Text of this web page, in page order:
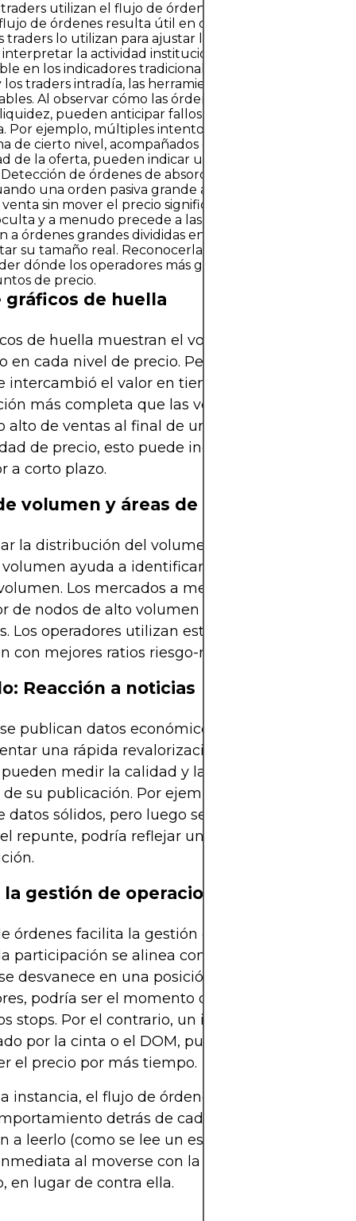
utilizan el flujo de órdenes en la prácticaMás
de órdenes resulta útil en diversos escenarios de
traders lo utilizan para ajustar las entradas, gestionar
la actividad institucional con una precisión
en los indicadores tradicionales.Scalping y Day
los traders intradía, las herramientas de flujo de
Al observar cómo las órdenes agresivas
pueden anticipar fallos de ruptura, fake-outs o
Por ejemplo, múltiples intentos fallidos de impulsar el
de cierto nivel, acompañados de una disminución de
de la oferta, pueden indicar una oportunidad de
de órdenes de absorción e icebergLa
una orden pasiva grande absorbe la presión
sin mover el precio significativamente. Indica
y a menudo precede a las reversiones. Las
a órdenes grandes divididas en partes visibles más
su tamaño real. Reconocerlas ayuda a los
dónde los operadores más grandes defienden o
de precio.
gráficos de huella
de huella muestran el volumen de compra/
en cada nivel de precio. Permiten a los
intercambió el valor en tiempo real, lo que
más completa que las velas tradicionales. Si
alto de ventas al final de un movimiento bajista
de precio, esto puede indicar un
a corto plazo.
volumen y áreas de valor
la distribución del volumen a lo largo del
ayuda a identificar áreas de valor clave
Los mercados a menudo se consolidan
de nodos de alto volumen y rebotan desde los
Los operadores utilizan esto para definir
con mejores ratios riesgo-recompensa.
Reacción a noticias
publican datos económicos, los mercados
una rápida revalorización. Los operadores
medir la calidad y la reacción de la
de su publicación. Por ejemplo, si un precio se
datos sólidos, pero luego se produce una venta
repunte, podría reflejar una oportunidad de
gestión de operaciones
órdenes facilita la gestión de operaciones al
participación se alinea con su operación o no.
desvanece en una posición larga o intervienen
podría ser el momento de salir
stops. Por el contrario, un impulso creciente a
por la cinta o el DOM, puede ser un buen
el precio por más tiempo.
instancia, el flujo de órdenes revela el
detrás de cada vela. Los traders
a leerlo (como se lee un estado financiero)
al moverse con la narrativa en vivo del
en lugar de contra ella.